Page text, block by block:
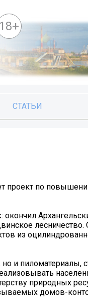
18+
СТАТЬИ
проект по
из
и пиломатериалы,
природных
домов-